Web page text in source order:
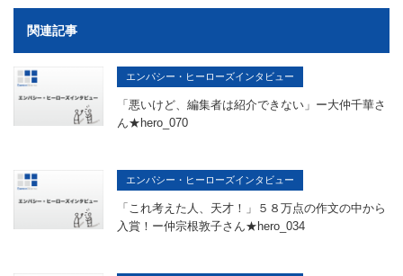
関連記事
エンパシー・ヒーローズインタビュー
「悪いけど、編集者は紹介できない」ー大仲千華さ
ん★hero_070
エンパシー・ヒーローズインタビュー
「これ考えた人、天才！」５８万点の作文の中から
入賞！ー仲宗根敦子さん★hero_034